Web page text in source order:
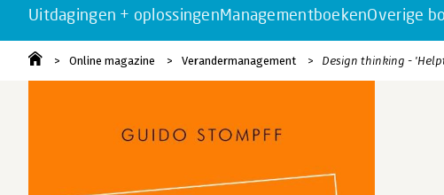
Uitdagingen + oplossingenManagementboekenOverige
Online magazine Verandermanagement Design thinking -